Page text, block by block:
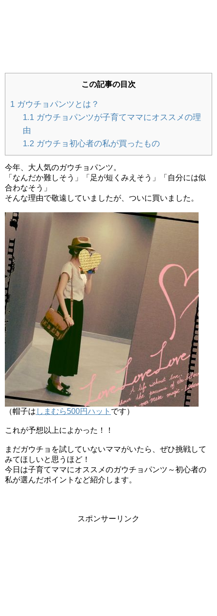
持ち寄りパーティー簡単レシピ公開！ママ
知育ブロックおすすめGESTAR（ジスタ
雛人形は二人目の女の子にも必要？うちの
姉妹は名前旗で解決しました！
RISUタブレット学習｜算数嫌い小学2年生
の体験談。効果や料金は？
年中5歳児タブレット学習の先取り効果は？
RISUきっず2か月経過
しまむら＆西松屋の子供用長靴～どんな種
類がある？価格は？比較してみました！
【子供GPSで位置検索】月額480円
bsizebot小学生ママの口コミ体験レビュー
この記事の目次
1 ガウチョパンツとは？
1.1ガウチョパンツが子育てママにオススメの理
由
1.2ガウチョ初心者の私が買ったもの
今年、大人気のガウチョパンツ。
「なんだか難しそう」「足が短くみえそう」「自分には似
合わなそう」
そんな理由で敬遠していましたが、ついに買いました。
（帽子は しまむら500円ハット です）
これが予想以上によかった！！
まだガウチョを試していないママがいたら、ぜひ挑戦して
みてほしいと思うほど！
今日は子育てママにオススメのガウチョパンツ～初心者の
私が選んだポイントなど紹介します。
スポンサーリンク